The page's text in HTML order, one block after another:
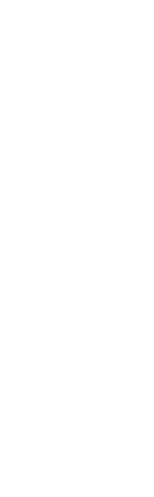
zusammenstellen.
10-11 XL-Platten.
Platten Brot,
· ideal zum füllen, dippen
fein gewürzt, mit
& Tahini.